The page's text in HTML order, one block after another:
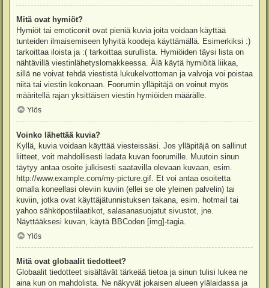
Mitä ovat hymiöt?
Hymiöt tai emoticonit ovat pieniä kuvia joita voidaan käyttää
tunteiden ilmaisemiseen lyhyitä koodeja käyttämällä. Esimerkiksi :)
tarkoittaa iloista ja :( tarkoittaa surullista. Hymiöiden täysi lista on
nähtävillä viestinlähetyslomakkeessa. Älä käytä hymiöitä liikaa,
sillä ne voivat tehdä viestistä lukukelvottoman ja valvoja voi poistaa
niitä tai viestin kokonaan. Foorumin ylläpitäjä on voinut myös
määritellä rajan yksittäisen viestin hymiöiden määrälle.
Ylös
Voinko lähettää kuvia?
Kyllä, kuvia voidaan käyttää viesteissäsi. Jos ylläpitäjä on sallinut
liitteet, voit mahdollisesti ladata kuvan foorumille. Muutoin sinun
täytyy antaa osoite julkisesti saatavilla olevaan kuvaan, esim.
http://www.example.com/my-picture.gif. Et voi antaa osoitetta
omalla koneellasi oleviin kuviin (ellei se ole yleinen palvelin) tai
kuviin, jotka ovat käyttäjätunnistuksen takana, esim. hotmail tai
yahoo sähköpostilaatikot, salasanasuojatut sivustot, jne.
Näyttääksesi kuvan, käytä BBCoden [img]-tagia.
Ylös
Mitä ovat globaalit tiedotteet?
Globaalit tiedotteet sisältävät tärkeää tietoa ja sinun tulisi lukea ne
aina kun on mahdolista. Ne näkyvät jokaisen alueen ylälaidassa ja